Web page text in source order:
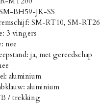
BH59-JK-SS
SM-RT10, SM-RT26
3 vingers
nee
ja, met gereedschap
aluminium
aluminium
/ trekking